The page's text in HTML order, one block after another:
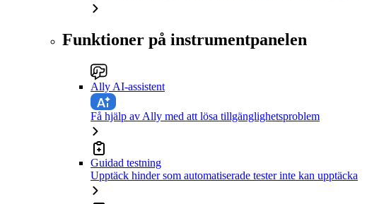
Funktioner på instrumentpanelen
Ally AI-assistent
Få hjälp av Ally med att lösa tillgänglighetsproblem
Guidad testning
Upptäck hinder som automatiserade tester inte kan upptäcka